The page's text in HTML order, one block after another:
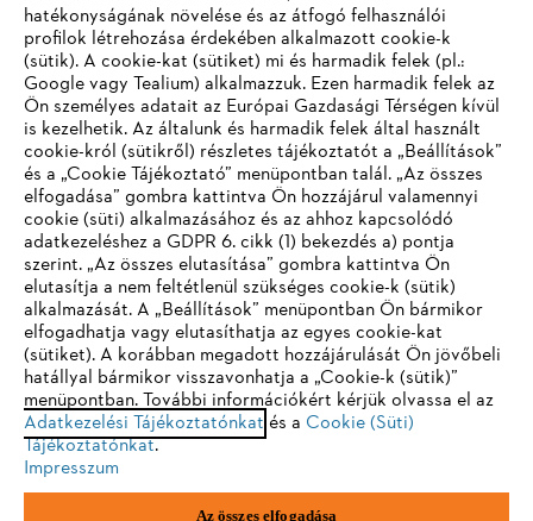
Vállalat
STIHL GYIK
Szerviz
Adatvédelem Impresszum Cookie tájékoztató
Jogi információk
IHR BROWSER WIRD NICHT
UNTERSTÜTZT
Sie nutzen einen Browser, den wir noch nicht unterstützen. Für
eine optimale Nutzung unserer Seite empfehlen wir Ihnen, zu
einem der folgenden Browser zu wechseln:
Firefox Chrome
hatékonyságának növelése és az átfogó felhasználói
profilok létrehozása érdekében alkalmazott cookie-k
(sütik). A cookie-kat (sütiket) mi és harmadik felek (pl.:
Google vagy Tealium) alkalmazzuk. Ezen harmadik felek az
Ön személyes adatait az Európai Gazdasági Térségen kívül
is kezelhetik. Az általunk és harmadik felek által használt
cookie-król (sütikről) részletes tájékoztatót a „Beállítások”
és a „Cookie Tájékoztató” menüpontban talál. „Az összes
elfogadása” gombra kattintva Ön hozzájárul valamennyi
cookie (süti) alkalmazásához és az ahhoz kapcsolódó
adatkezeléshez a GDPR 6. cikk (1) bekezdés a) pontja
szerint. „Az összes elutasítása” gombra kattintva Ön
elutasítja a nem feltétlenül szükséges cookie-k (sütik)
alkalmazását. A „Beállítások” menüpontban Ön bármikor
elfogadhatja vagy elutasíthatja az egyes cookie-kat
(sütiket). A korábban megadott hozzájárulását Ön jövőbeli
hatállyal bármikor visszavonhatja a „Cookie-k (sütik)”
menüpontban. További információkért kérjük olvassa el az
Adatkezelési Tájékoztatónkat és a Cookie (Süti)
Tájékoztatónkat.
Impresszum
Az összes elfogadása